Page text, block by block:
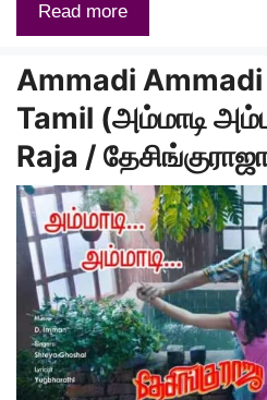
Read more
Ammadi
Tamil (அம்மாடி
Raja /